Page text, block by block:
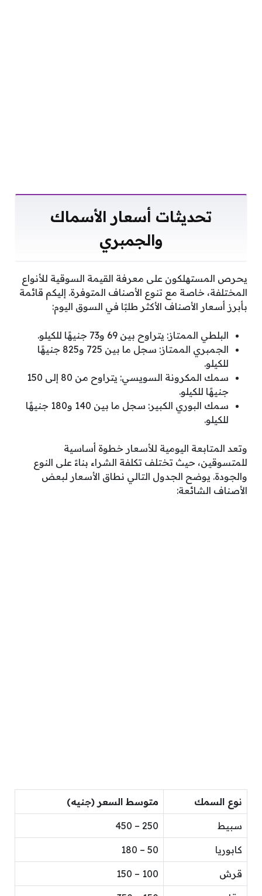
تحديثات أسعار الأسماك
والجمبري
يحرص المستهلكون على معرفة القيمة السوقية للأنواع
المختلفة، خاصة مع تنوع الأصناف المتوفرة. إليكم قائمة
بأبرز أسعار الأصناف الأكثر طلبًا في السوق اليوم:
البلطي الممتاز: يتراوح بين 69 و73 جنيهًا للكيلو.
الجمبري الممتاز: سجل ما بين 725 و825 جنيهًا
للكيلو.
سمك المكرونة السويسي: يتراوح من 80 إلى 150
جنيهًا للكيلو.
سمك البوري الكبير: سجل ما بين 140 و180 جنيهًا
للكيلو.
وتعد المتابعة اليومية للأسعار خطوة أساسية
للمتسوقين، حيث تختلف تكلفة الشراء بناءً على النوع
والجودة. يوضح الجدول التالي نطاق الأسعار لبعض
الأصناف الشائعة:
نوع السمك متوسط السعر (جنيه)
سبيط 250 – 450
كابوريا 50 – 180
قرش 100 – 150